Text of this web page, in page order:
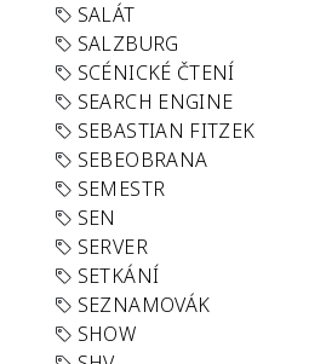
SALÁT
SALZBURG
SCÉNICKÉ ČTENÍ
SEARCH ENGINE
SEBASTIAN FITZEK
SEBEOBRANA
SEMESTR
SEN
SERVER
SETKÁNÍ
SEZNAMOVÁK
SHOW